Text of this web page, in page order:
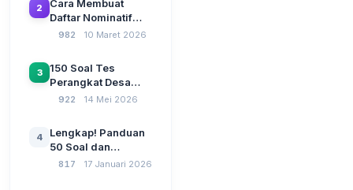
CAT Berbasis UU
Desa No. 3 Tahun
2024
2
Cara Membuat
Daftar Nominatif
Siltap di Aplikasi
SPP Pencairan
Dana Desa
982 10 Maret 2026
3
150 Soal Tes
Perangkat Desa
2026: Administrasi
Kebangsaan, dan
Komputer Beserta
Jawaban Paling
922 14 Mei 2026
4
Lengkap! Panduan
50 Soal dan
Jawaban Tes
817 17 Januari 2026